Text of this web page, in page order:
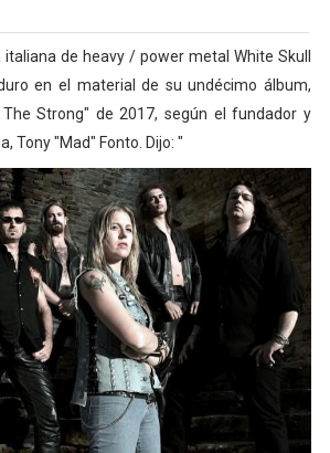
italiana de heavy / power metal White Skull
en el material de su undécimo álbum,
Strong" de 2017, según el fundador y
Tony "Mad" Fonto. Dijo: "